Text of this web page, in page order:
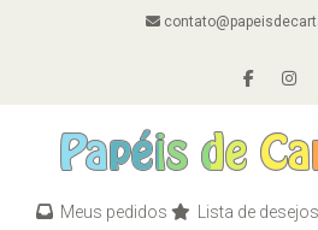
Meus pedidos Lista de desejos